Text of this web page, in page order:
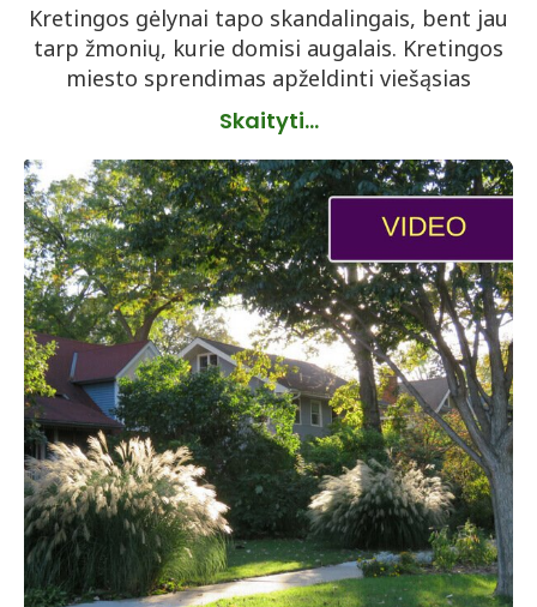
Kretingos gėlynai tapo skandalingais, bent jau
tarp žmonių, kurie domisi augalais. Kretingos
miesto sprendimas apželdinti viešąsias
Skaityti...